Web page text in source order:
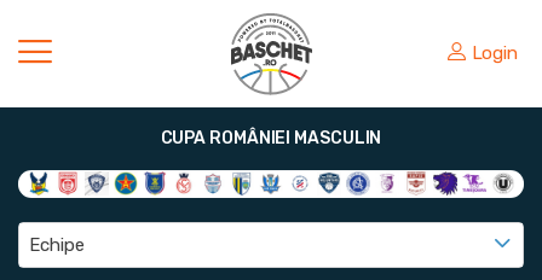
Login
CUPA ROMÂNIEI MASCULIN
Echipe